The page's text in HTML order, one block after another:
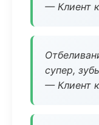
— Клиент
супер,
— Клиент